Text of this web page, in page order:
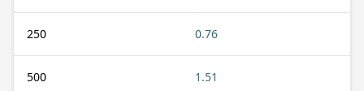
250 0.76
500 1.51